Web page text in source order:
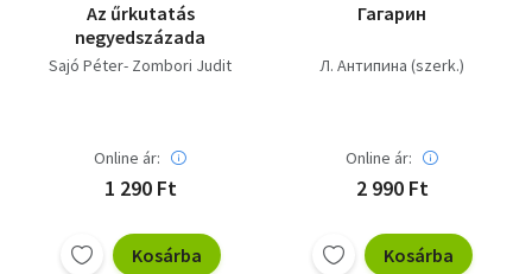
Az űrkutatás
negyedszázada
Sajó Péter- Zombori Judit
Online ár:
1 290 Ft
Kosárba
Гагарин
Л. Антипина (szerk.)
Online ár:
2 990 Ft
Kosárba